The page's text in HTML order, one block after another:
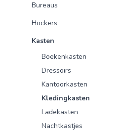
Bureaus
Hockers
Kasten
Boekenkasten
Dressoirs
Kantoorkasten
Kledingkasten
Ladekasten
Nachtkastjes